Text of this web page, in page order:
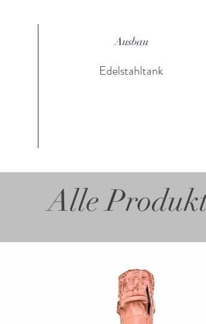
Ausbau
Edelstahltank
Alle